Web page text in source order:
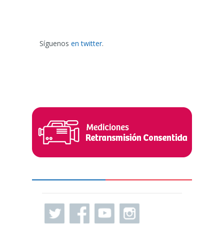
Síguenos en twitter.